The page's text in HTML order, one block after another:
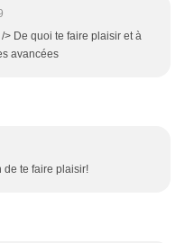
De quoi te faire plaisir et à
avancées
de te faire plaisir!